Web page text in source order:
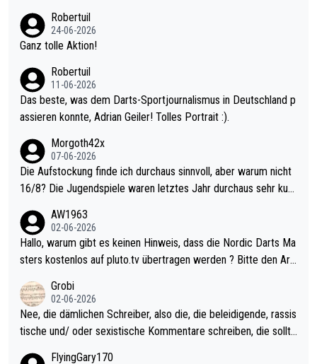
mal 40+ erst recht. Da gewinnst keinen Blumentopf - ist ja noc
h krasser wie ein Pokalspiel eines Kreisligisten vs einem Bund
Robertuil
24-06-2026
Ganz tolle Aktion!
Robertuil
11-06-2026
Das beste, was dem Darts-Sportjournalismus in Deutschland p
assieren konnte, Adrian Geiler! Tolles Portrait :).
Morgoth42x
07-06-2026
Die Aufstockung finde ich durchaus sinnvoll, aber warum nicht
16/8? Die Jugendspiele waren letztes Jahr durchaus sehr kurz
Allerdings ist Mitchell Lawrie als Nummer 1 der Welt eh qualifi
ziert. Somit ändert die automatische Qualifikation des Weltmei
sters erstmal nichts. Ich denke sie wollen damit für nächstes J
ohl wenig WDF Turniere spielen. Dies war bei Archie Self letzt
es Jahr der Fall. Er musste als amtierender Weltmeister durch
den Qualifier und ich glaube kaum, dass Mitchel sich das (in Ve
el hat.
AW1963
02-06-2026
Hallo, warum gibt es keinen Hinweis, dass die Nordic Darts Ma
sters kostenlos auf pluto.tv übertragen werden ? Bitte den Arti
Grobi
02-06-2026
Nee, die dämlichen Schreiber, also die, die beleidigende, rassis
tische und/ oder sexistische Kommentare schreiben, die sollte
FlyingGary170